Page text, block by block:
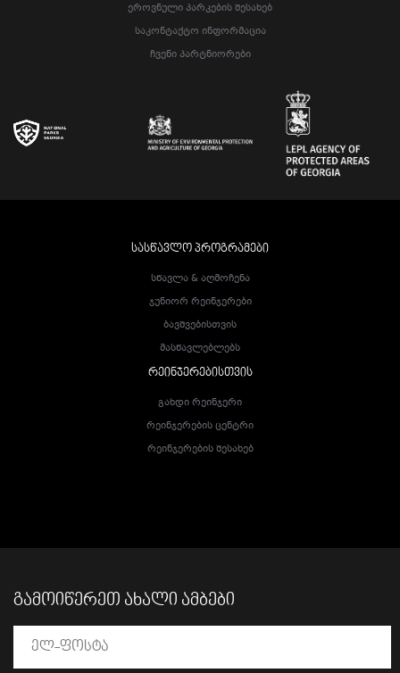
Ეროვნული Პარკების Შესახებ
Საკონტაქტო Ინფორმაცია
Ჩვენი Პარტნიორები
ᲡᲐᲡᲬᲐᲕᲚᲝ ᲞᲠᲝᲒᲠᲐᲛᲔᲑᲘ
Სწავლა & Აღმოჩენა
Ჯუნიორ Რეინჯერები
Ბავშვებისთვის
Მასწავლებლებს
ᲠᲔᲘᲜᲯᲔᲠᲔᲑᲘᲡᲗᲕᲘᲡ
Გახდი Რეინჯერი
Რეინჯერების Ცენტრი
Რეინჯერების Შესახებ
ᲒᲐᲛᲝᲘᲬᲔᲠᲔᲗ ᲐᲮᲐᲚᲘ ᲐᲛᲑᲔᲑᲘ